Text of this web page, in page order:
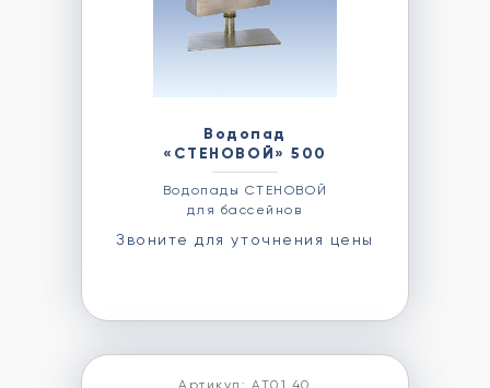
Водопад
«СТЕНОВОЙ» 500
Водопады СТЕНОВОЙ
для бассейнов
Звоните для уточнения цены
Артикул: АТ01.40